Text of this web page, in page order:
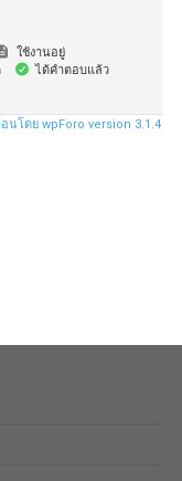
ใช้งานอยู่
ได้คำตอบแล้ว
นโดย wpForo version 3.1.4